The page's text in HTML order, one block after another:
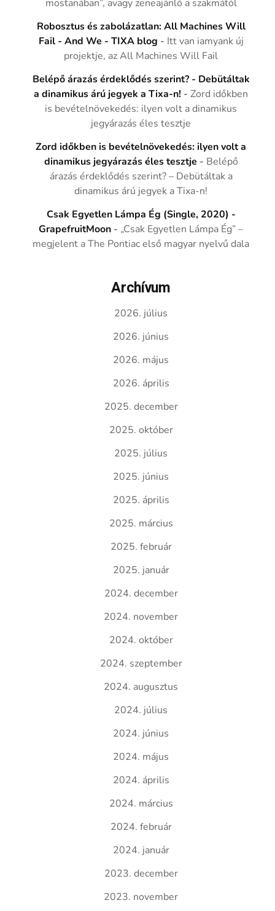
mostanában”, avagy zeneajánló a szakmától
Robosztus és zabolázatlan: All Machines Will
Fail - And We - TIXA blog - Itt van iamyank új
projektje, az All Machines Will Fail
Belépő árazás érdeklődés szerint? - Debütáltak
a dinamikus árú jegyek a Tixa-n! -Zord időkben
is bevételnövekedés: ilyen volt a dinamikus
jegyárazás éles tesztje
Zord időkben is bevételnövekedés: ilyen volt a
dinamikus jegyárazás éles tesztje - Belépő
árazás érdeklődés szerint? – Debütáltak a
dinamikus árú jegyek a Tixa-n!
Csak Egyetlen Lámpa Ég (Single, 2020) -
GrapefruitMoon - „Csak Egyetlen Lámpa Ég” –
megjelent a The Pontiac első magyar nyelvű dala
Archívum
2026. július
2026. június
2026. május
2026. április
2025. december
2025. október
2025. július
2025. június
2025. április
2025. március
2025. február
2025. január
2024. december
2024. november
2024. október
2024. szeptember
2024. augusztus
2024. július
2024. június
2024. május
2024. április
2024. március
2024. február
2024. január
2023. december
2023. november